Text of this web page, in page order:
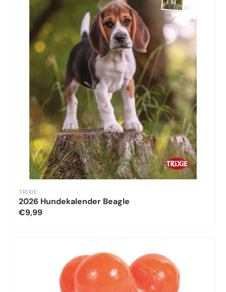
TRIXIE
2026 Hundekalender Beagle
€9,99